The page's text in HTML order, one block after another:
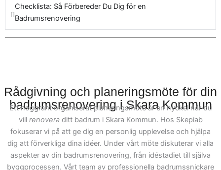
fokus på kvalitet.
mer minimalistiska
designprojekt, så är vi här
projekt. Vi på Skepiab är
specialiserade på olika
projekt och arbetar med att
möta specifika krav för
badrumsrenovering i
Skara Kommun. Vår
målsättning är att i varje
Checklista: Så Förbereder Du Dig för en
Badrumsrenovering
Rådgivning och planeringsmöte för din
badrumsrenovering i Skara Kommun
Ett noggrant organiserat planeringsmöte är en nyckel när du
vill renoveraditt badrum i Skara Kommun. Hos Skepiab
fokuserar vi på att ge dig en personlig upplevelse och hjälpa
dig att förverkliga dina idéer. Under vårt möte diskuterar vi alla
aspekter av din badrumsrenovering, från idéstadiet till själva
byggprocessen. Vårt team av professionella badrumssnickare